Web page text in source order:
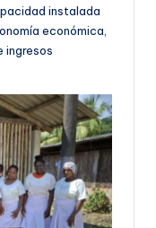
instalada
económica,
ingresos